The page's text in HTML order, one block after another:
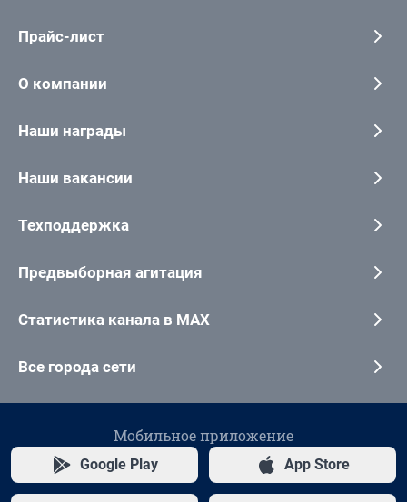
Прайс-лист
О компании
Наши награды
Наши вакансии
Техподдержка
Предвыборная агитация
Статистика канала в MAX
Все города сети
Мобильное приложение
Google Play App Store